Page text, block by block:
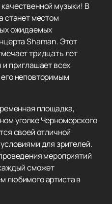
музыки! В
станет местом
ожидаемых
Shaman. Этот
тридцать лет
приглашает всех
неповторимым
площадка,
уголке Черноморского
своей отличной
для зрителей.
мероприятий
сможет
любимого артиста в